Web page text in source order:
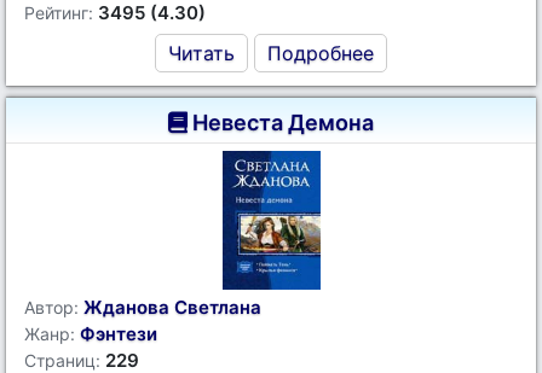
Рейтинг: 3495 (4.30)
Читать Подробнее
Невеста Демона
Автор: Жданова Светлана
Жанр: Фэнтези
Страниц: 229